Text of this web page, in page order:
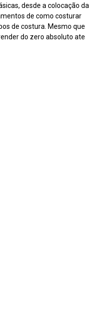
desde a colocação da
de como costurar
de costura. Mesmo que
do zero absoluto ate